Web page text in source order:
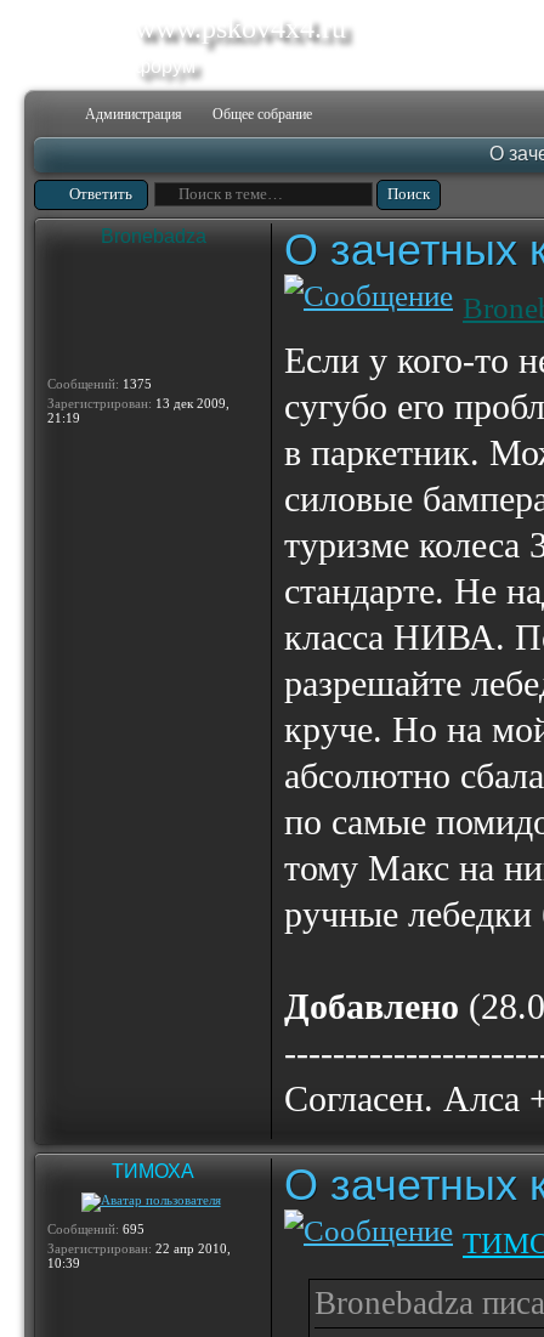
www.pskov4x4.ru
форум
Администрация Общее собрание
О
Ответить
Bronebadza
Сообщений: 1375
Зарегистрирован: 13 дек 2009,
21:19
О зачетных
Если у кого-то
сугубо его
в паркетник.
силовые
туризме
стандарте. Не
класса НИВА.
разрешайте
круче. Но на
абсолютно
по самые
тому Макс на
ручные
Добавлено
Согласен. Алса
ТИМОХА
Сообщений: 695
Зарегистрирован: 22 апр 2010,
10:39
О зачетных
Bronebadza